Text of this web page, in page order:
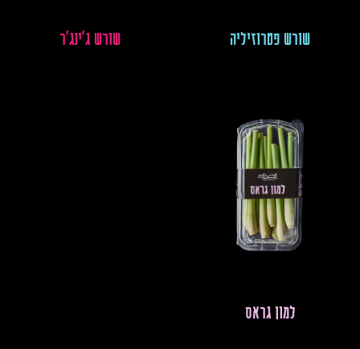
שורש פטרוזיליה שורש ג'ינג'ר
למון גראס